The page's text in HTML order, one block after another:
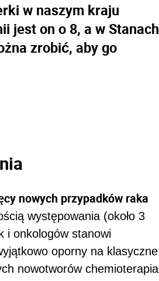
w naszym kraju
jest on o 8, a w Stanach
zrobić, aby go
nowych przypadków raka
występowania (około 3
i onkologów stanowi
oporny na klasyczne
nowotworów chemioterapia